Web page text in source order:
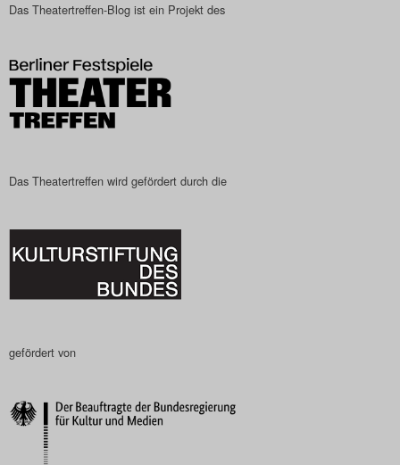
Das Theatertreffen-Blog
Das Theatertreffen-Blog
Das Theatertreffen-Blog
Das Theatertreffen-Blog
Archiv
Search
Das Theatertreffen-Blog ist ein Projekt des
Das Theatertreffen wird gefördert durch die
gefördert von